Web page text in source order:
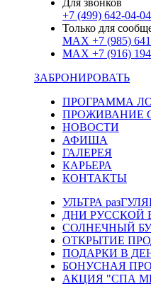
Для звонков
+7 (499) 642-04-04
Только для
MAX +7 (985)
MAX +7 (916)
ЗАБРОНИРОВАТЬ
ПРОГРАММА
ПРОЖИВАНИЕ
НОВОСТИ
АФИША
ГАЛЕРЕЯ
КАРЬЕРА
КОНТАКТЫ
УЛЬТРА
ДНИ РУССКОЙ
СОЛНЕЧНЫЙ
ОТКРЫТИЕ
ПОДАРКИ В
БОНУСНАЯ
АКЦИЯ "СПА